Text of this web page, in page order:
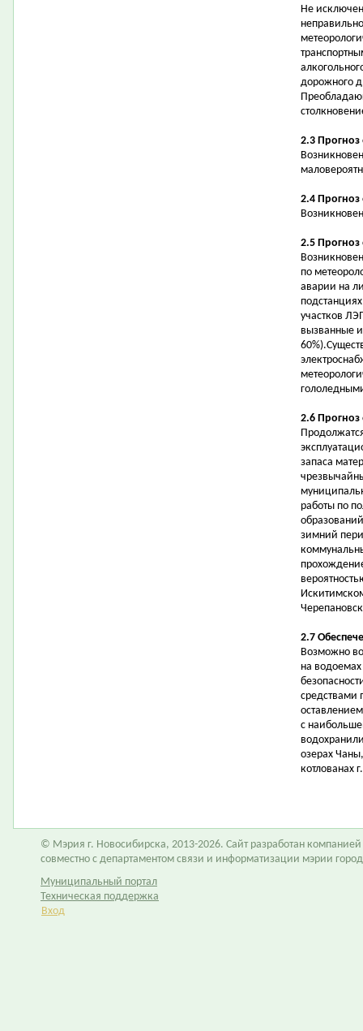
Не
дорожного
2.3
2.4 Прогноз
2.5 Прогноз
по
аварии на
участков
вызванные
2.6 Прогноз
запаса
работы по
зимний
2.7
Возможно
на
средствами
с
озерах
котлованах
© Мэрия г. Новосибирска, 2013-2026. Сайт разработан компанией
совместно с департаментом связи и информатизации мэрии
Муниципальный портал
Техническая поддержка
Вход